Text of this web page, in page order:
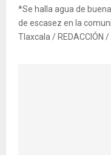
*Se halla agua de
de escasez en la
Tlaxcala / REDACCIÓN /